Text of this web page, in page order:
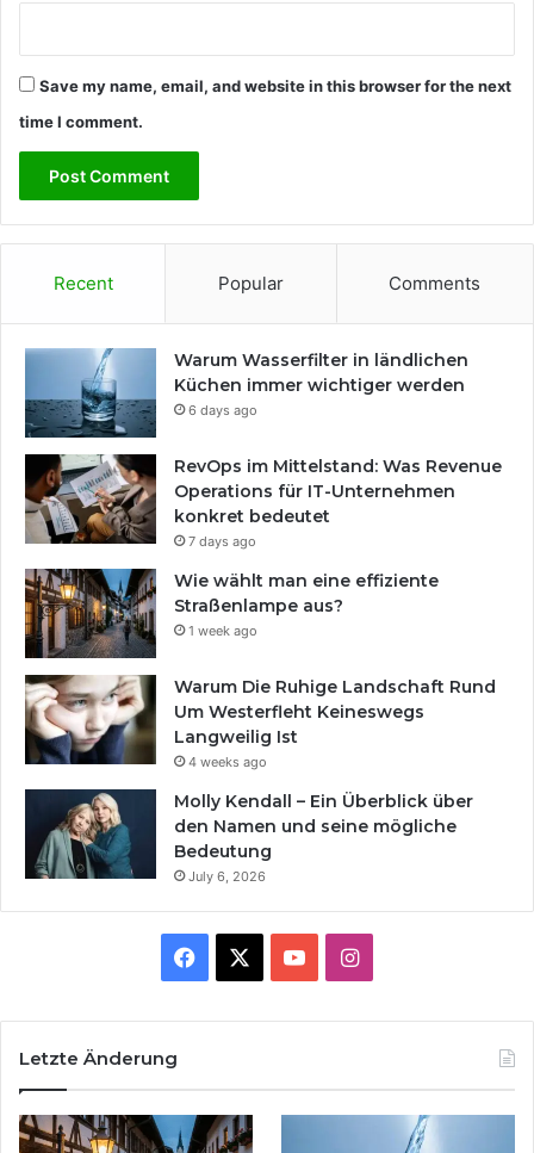
Save my name, email, and website in this browser for the next
time I comment.
Recent Popular Comments
Warum Wasserfilter in ländlichen
Küchen immer wichtiger werden
6 days ago
RevOps im Mittelstand: Was Revenue
Operations für IT-Unternehmen
konkret bedeutet
7 days ago
Wie wählt man eine effiziente
Straßenlampe aus?
1 week ago
Warum Die Ruhige Landschaft Rund
Um Westerfleht Keineswegs
Langweilig Ist
4 weeks ago
Molly Kendall – Ein Überblick über
den Namen und seine mögliche
Bedeutung
July 6, 2026
Facebook YouTubeInstagram
Letzte Änderung